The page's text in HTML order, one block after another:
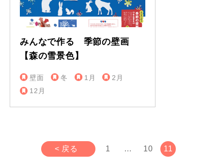
みんなで作る 季節の壁画
【森の雪景色】
壁面 冬 1月
2月
12月
< 戻る 1 … 10 11